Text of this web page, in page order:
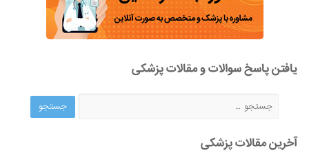
یافتن پاسخ سوالات و مقالات پزشکی
آخرین مقالات پزشکی